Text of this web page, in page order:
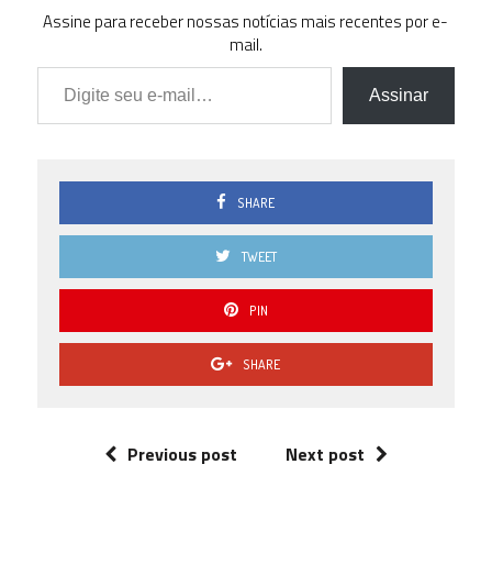
Assine para receber nossas notícias mais recentes por e-
mail.
Digite seu e-mail…
Assinar
SHARE
TWEET
PIN
SHARE
Previous post Next post